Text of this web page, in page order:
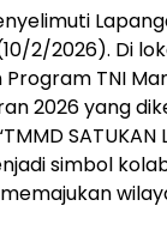
2/2026). Di
TNI
2026 yang
SATUKAN
simbol